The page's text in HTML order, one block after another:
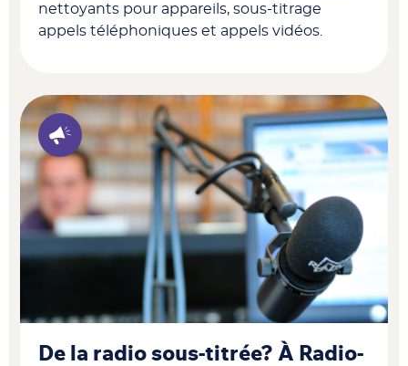
nettoyants pour appareils, sous-titrage
appels téléphoniques et appels vidéos.
De la radio sous-titrée? À Radio-